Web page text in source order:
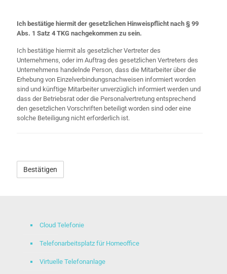
Ich bestätige hiermit der gesetzlichen Hinweispflicht nach § 99
Abs. 1 Satz 4 TKG nachgekommen zu sein.
Ich bestätige hiermit als gesetzlicher Vertreter des
Unternehmens, oder im Auftrag des gesetzlichen Vertreters des
Unternehmens handelnde Person, dass die Mitarbeiter über die
Erhebung von Einzelverbindungsnachweisen informiert worden
sind und künftige Mitarbeiter unverzüglich informiert werden und
dass der Betriebsrat oder die Personalvertretung entsprechend
den gesetzlichen Vorschriften beteiligt worden sind oder eine
solche Beteiligung nicht erforderlich ist.
Ich
Cloud Telefonie
Telefonarbeitsplatz für Homeoffice
Virtuelle Telefonanlage